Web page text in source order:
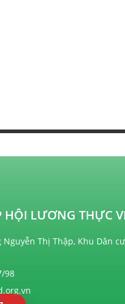
HỘI LƯƠNG THỰC
Thị Thập, Khu Dân
98